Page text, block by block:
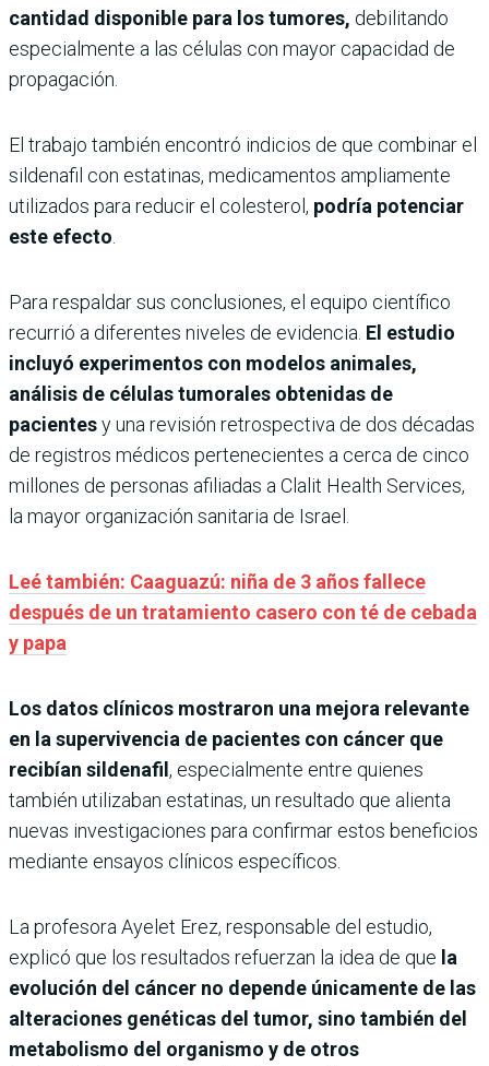
cantidad disponible para los tumores, debilitando
especialmente a las células con mayor capacidad de
propagación.
El trabajo también encontró indicios de que combinar el
sildenafil con estatinas, medicamentos ampliamente
utilizados para reducir el colesterol, podría potenciar
este efecto
Para respaldar sus conclusiones, el equipo científico
recurrió a diferentes niveles de evidencia. El estudio
incluyó experimentos con modelos animales,
análisis de células tumorales obtenidas de
pacientesy una revisión retrospectiva de dos décadas
de registros médicos pertenecientes a cerca de cinco
millones de personas afiliadas a Clalit Health Services,
la mayor organización sanitaria de Israel.
Leé también: Caaguazú: niña de 3 años fallece
después de un tratamiento casero con té de cebada
y papa
Los datos clínicos mostraron una mejora relevante
en la supervivencia de pacientes con cáncer que
recibían sildenafil, especialmente entre quienes
también utilizaban estatinas, un resultado que alienta
nuevas investigaciones para confirmar estos beneficios
mediante ensayos clínicos específicos.
La profesora Ayelet Erez, responsable del estudio,
explicó que los resultados refuerzan la idea de que la
evolución del cáncer no depende únicamente de las
alteraciones genéticas del tumor, sino también del
metabolismo del organismo y de otros